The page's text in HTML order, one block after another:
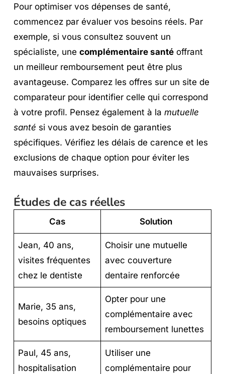
Pour optimiser vos dépenses de santé,
commencez par évaluer vos besoins réels. Par
exemple, si vous consultez souvent un
spécialiste, une complémentaire santé offrant
un meilleur remboursement peut être plus
avantageuse. Comparez les offres sur un site de
comparateur pour identifier celle qui correspond
à votre profil. Pensez également à la mutuelle
santé si vous avez besoin de garanties
spécifiques. Vérifiez les délais de carence et les
exclusions de chaque option pour éviter les
mauvaises surprises.
Études de cas réelles
Cas Solution
Jean, 40 ans,
visites fréquentes
chez le dentiste
Choisir une mutuelle
avec couverture
dentaire renforcée
Marie, 35 ans,
besoins optiques
Opter pour une
complémentaire avec
remboursement lunettes
Paul, 45 ans,
hospitalisation
Utiliser une
complémentaire pour